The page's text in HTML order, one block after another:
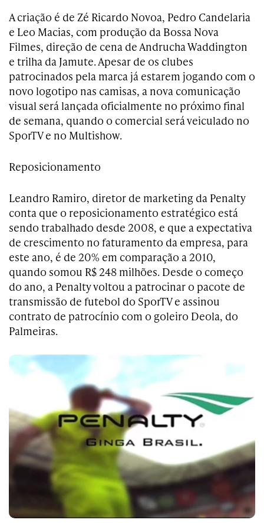
A criação é de Zé Ricardo Novoa, Pedro Candelaria
e Leo Macias, com produção da Bossa Nova
Filmes, direção de cena de Andrucha Waddington
e trilha da Jamute. Apesar de os clubes
patrocinados pela marca já estarem jogando com o
novo logotipo nas camisas, a nova comunicação
visual será lançada oficialmente no próximo final
de semana, quando o comercial será veiculado no
SporTV e no Multishow.
Reposicionamento
Leandro Ramiro, diretor de marketing da Penalty
conta que o reposicionamento estratégico está
sendo trabalhado desde 2008, e que a expectativa
de crescimento no faturamento da empresa, para
este ano, é de 20% em comparação a 2010,
quando somou R$ 248 milhões. Desde o começo
do ano, a Penalty voltou a patrocinar o pacote de
transmissão de futebol do SporTV e assinou
contrato de patrocínio com o goleiro Deola, do
Palmeiras.